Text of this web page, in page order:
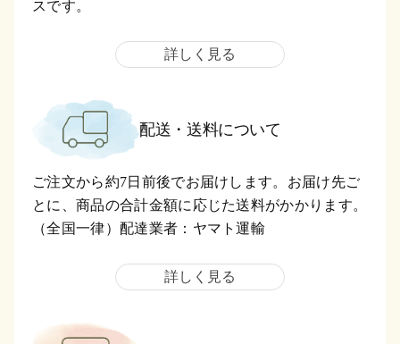
スです。
詳しく見る
配送・送料について
ご注文から約7日前後でお届けします。お届け先ご
とに、商品の合計金額に応じた送料がかかります。
（全国一律）配達業者：ヤマト運輸
詳しく見る